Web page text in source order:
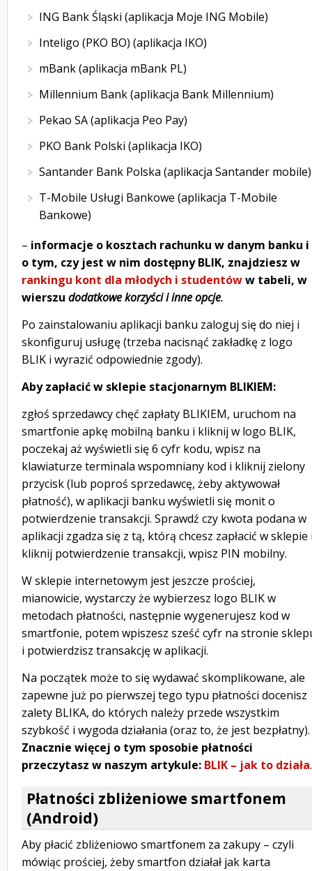
ING Bank Śląski (aplikacja Moje ING Mobile)
Inteligo (PKO BO) (aplikacja IKO)
mBank (aplikacja mBank PL)
Millennium Bank (aplikacja Bank Millennium)
Pekao SA (aplikacja Peo Pay)
PKO Bank Polski (aplikacja IKO)
Santander Bank Polska (aplikacja Santander mobile)
T-Mobile Usługi Bankowe (aplikacja T-Mobile
Bankowe)
– informacje o kosztach rachunku w danym banku i
o tym, czy jest w nim dostępny BLIK, znajdziesz w
rankingu kont dla młodych i studentóww tabeli, w
wierszu dodatkowe korzyści i inne opcje.
Po zainstalowaniu aplikacji banku zaloguj się do niej i
skonfiguruj usługę (trzeba nacisnąć zakładkę z logo
BLIK i wyrazić odpowiednie zgody).
Aby zapłacić w sklepie stacjonarnym BLIKIEM:
zgłoś sprzedawcy chęć zapłaty BLIKIEM, uruchom na
smartfonie apkę mobilną banku i kliknij w logo BLIK,
poczekaj aż wyświetli się 6 cyfr kodu, wpisz na
klawiaturze terminala wspomniany kod i kliknij zielony
przycisk (lub poproś sprzedawcę, żeby aktywował
płatność), w aplikacji banku wyświetli się monit o
potwierdzenie transakcji. Sprawdź czy kwota podana w
aplikacji zgadza się z tą, którą chcesz zapłacić w sklepie
kliknij potwierdzenie transakcji, wpisz PIN mobilny.
W sklepie internetowym jest jeszcze prościej,
mianowicie, wystarczy że wybierzesz logo BLIK w
metodach płatności, następnie wygenerujesz kod w
smartfonie, potem wpiszesz sześć cyfr na stronie
i potwierdzisz transakcję w aplikacji.
Na początek może to się wydawać skomplikowane, ale
zapewne już po pierwszej tego typu płatności docenisz
zalety BLIKA, do których należy przede wszystkim
szybkość i wygoda działania (oraz to, że jest bezpłatny).
Znacznie więcej o tym sposobie płatności
przeczytasz w naszym artykule: BLIK – jak to działa.
Płatności zbliżeniowe smartfonem
(Android)
Aby płacić zbliżeniowo smartfonem za zakupy – czyli
mówiąc prościej, żeby smartfon działał jak karta